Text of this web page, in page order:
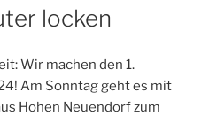
locken
Wir machen den 1.
Am Sonntag geht es mit
Hohen Neuendorf zum